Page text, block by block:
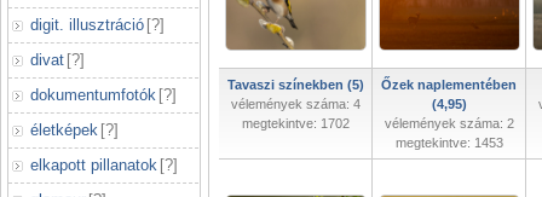
digit. illusztráció [?]
divat [?]
dokumentumfotók [?]
életképek [?]
elkapott pillanatok [?]
Tavaszi színekben (5)
vélemények száma: 4
megtekintve: 1702
Őzek naplementében
(4,95)
vélemények száma: 2
megtekintve: 1453